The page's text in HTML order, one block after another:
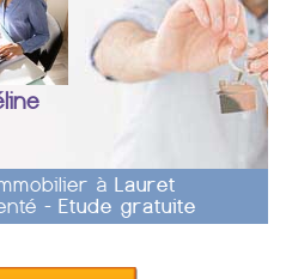
à Lauret
- Etude gratuite